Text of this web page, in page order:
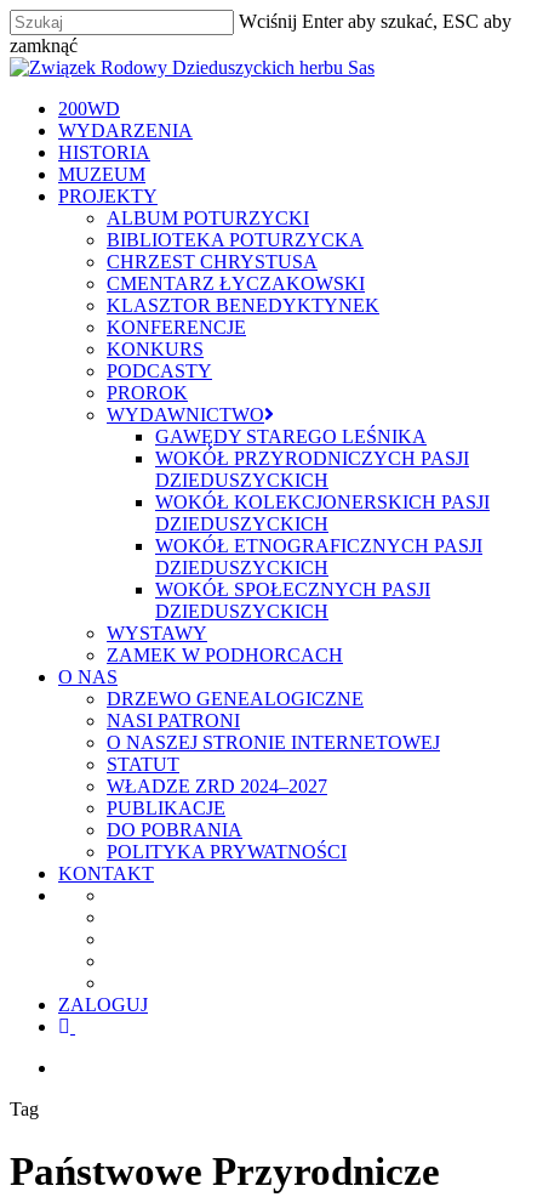
Skip
to
main
Wciśnij Enter aby szukać, ESC aby
zamknąć
Zamknij
szukaj
Menu
200WD
WYDARZENIA
HISTORIA
MUZEUM
PROJEKTY
ALBUM POTURZYCKI
BIBLIOTEKA POTURZYCKA
CHRZEST CHRYSTUSA
CMENTARZ ŁYCZAKOWSKI
KLASZTOR BENEDYKTYNEK
KONFERENCJE
KONKURS
PODCASTY
PROROK
WYDAWNICTWO
GAWĘDY STAREGO LEŚNIKA
WOKÓŁ PRZYRODNICZYCH PASJI
DZIEDUSZYCKICH
WOKÓŁ KOLEKCJONERSKICH PASJI
DZIEDUSZYCKICH
WOKÓŁ ETNOGRAFICZNYCH PASJI
DZIEDUSZYCKICH
WOKÓŁ SPOŁECZNYCH PASJI
DZIEDUSZYCKICH
WYSTAWY
ZAMEK W PODHORCACH
O NAS
DRZEWO GENEALOGICZNE
NASI PATRONI
O NASZEJ STRONIE INTERNETOWEJ
STATUT
WŁADZE ZRD 2024–2027
PUBLIKACJE
DO POBRANIA
POLITYKA PRYWATNOŚCI
KONTAKT
ZALOGUJ
facebook
Tag
Państwowe Przyrodnicze